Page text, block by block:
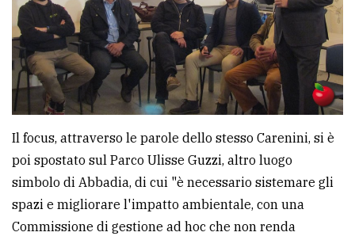
Il focus, attraverso le parole dello stesso Carenini, si è
poi spostato sul Parco Ulisse Guzzi, altro luogo
simbolo di Abbadia, di cui "è necessario sistemare gli
spazi e migliorare l'impatto ambientale, con una
Commissione di gestione ad hoc che non renda